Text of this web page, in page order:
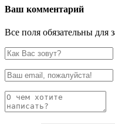
Ваш комментарий
Все поля обязательны для